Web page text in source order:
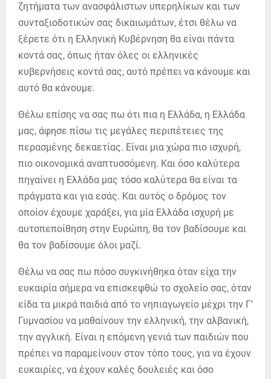
ζητήματα των ανασφάλιστων υπερηλίκων και των
συνταξιοδοτικών σας δικαιωμάτων, έτσι θέλω να
ξέρετε ότι η Ελληνική Κυβέρνηση θα είναι πάντα
κοντά σας, όπως ήταν όλες οι ελληνικές
κυβερνήσεις κοντά σας, αυτό πρέπει να κάνουμε και
αυτό θα κάνουμε.
Θέλω επίσης να σας πω ότι πια η Ελλάδα, η Ελλάδα
μας, άφησε πίσω τις μεγάλες περιπέτειες της
περασμένης δεκαετίας. Είναι μια χώρα πιο ισχυρή,
πιο οικονομικά αναπτυσσόμενη. Και όσο καλύτερα
πηγαίνει η Ελλάδα μας τόσο καλύτερα θα είναι τα
πράγματα και για εσάς. Και αυτός ο δρόμος τον
οποίον έχουμε χαράξει, για μία Ελλάδα ισχυρή με
αυτοπεποίθηση στην Ευρώπη, θα τον βαδίσουμε και
θα τον βαδίσουμε όλοι μαζί.
Θέλω να σας πω πόσο συγκινήθηκα όταν είχα την
ευκαιρία σήμερα να επισκεφθώ το σχολείο σας, όταν
είδα τα μικρά παιδιά από το νηπιαγωγείο μέχρι την Γ’
Γυμνασίου να μαθαίνουν την ελληνική, την αλβανική,
την αγγλική. Είναι η επόμενη γενιά των παιδιών που
πρέπει να παραμείνουν στον τόπο τους, για να έχουν
ευκαιρίες, να έχουν καλές δουλειές και όσο